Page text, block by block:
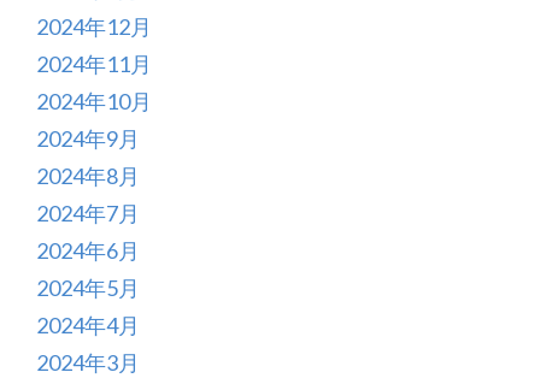
2024年12月
2024年11月
2024年10月
2024年9月
2024年8月
2024年7月
2024年6月
2024年5月
2024年4月
2024年3月